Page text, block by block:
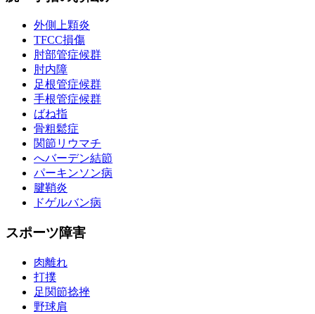
外側上顆炎
TFCC損傷
肘部管症候群
肘内障
足根管症候群
手根管症候群
ばね指
骨粗鬆症
関節リウマチ
へバーデン結節
パーキンソン病
腱鞘炎
ドゲルバン病
スポーツ障害
肉離れ
打撲
足関節捻挫
野球肩